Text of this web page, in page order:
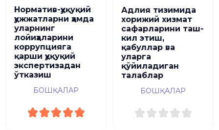
Норматив-ҳуқуқий
ҳужжатларни ҳамда
уларнинг
лойиҳаларини
коррупцияга
қарши ҳуқуқий
экспертизадан
ўтказиш
БОШҚАЛАР
Адлия тизимида
хорижий хизмат
сафарларини таш-
кил этиш,
қабуллар ва
уларга
қўйиладиган
талаблар
БОШҚАЛАР